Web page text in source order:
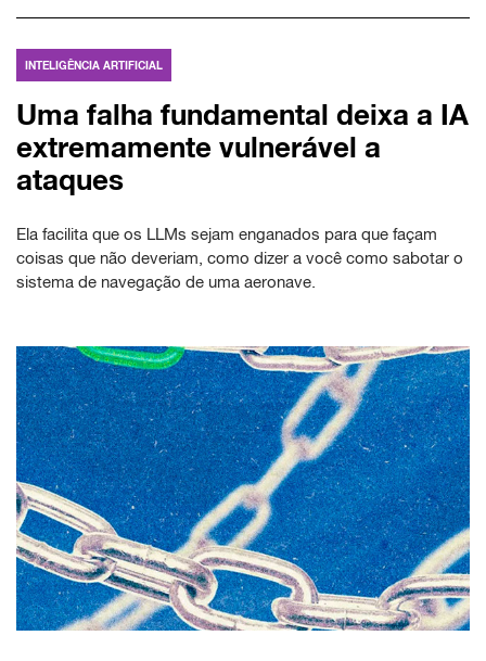
INTELIGÊNCIA ARTIFICIAL
Uma falha fundamental deixa a IA
extremamente vulnerável a
ataques
Ela facilita que os LLMs sejam enganados para que façam
coisas que não deveriam, como dizer a você como sabotar o
sistema de navegação de uma aeronave.